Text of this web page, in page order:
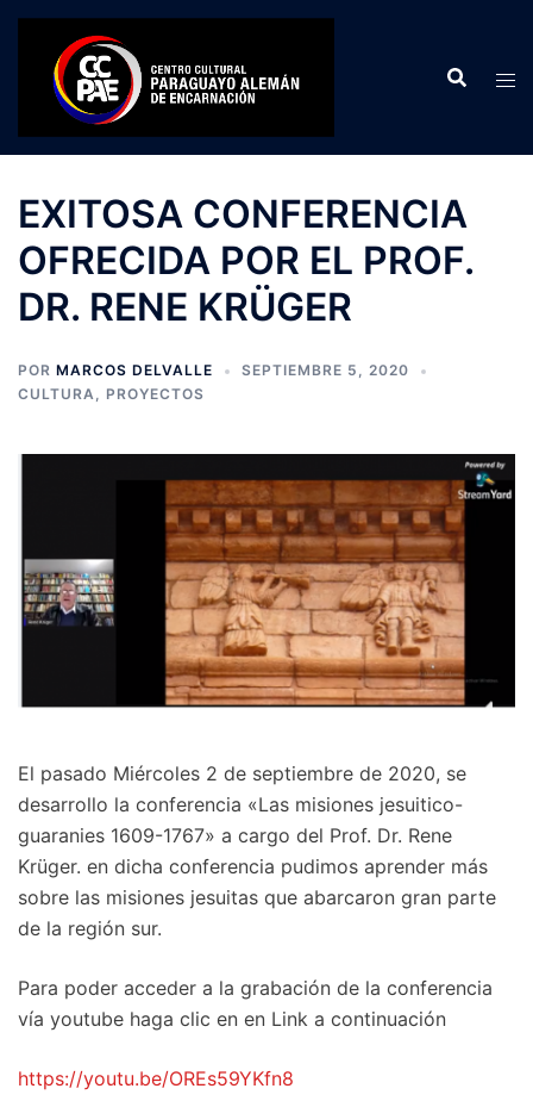
Saltar
contenido
EXITOSA CONFERENCIA
OFRECIDA POR EL PROF.
DR. RENE KRÜGER
POR MARCOS DELVALLE
SEPTIEMBRE 5, 2020
CULTURA, PROYECTOS
El pasado Miércoles 2 de septiembre de 2020, se
desarrollo la conferencia «Las misiones jesuitico-
guaranies 1609-1767» a cargo del Prof. Dr. Rene
Krüger. en dicha conferencia pudimos aprender más
sobre las misiones jesuitas que abarcaron gran parte
de la región sur.
Para poder acceder a la grabación de la conferencia
vía youtube haga clic en en Link a continuación
https://youtu.be/OREs59YKfn8